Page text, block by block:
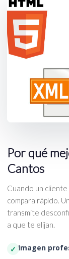
Por qué
Cantos
Cuando un cliente
compara rápido.
transmite
a que te elijan.
Imagen